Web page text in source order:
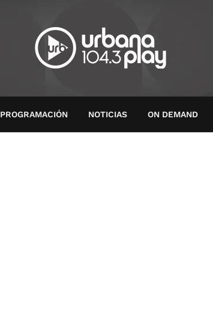
PROGRAMACIÓN NOTICIAS ON DEMAND